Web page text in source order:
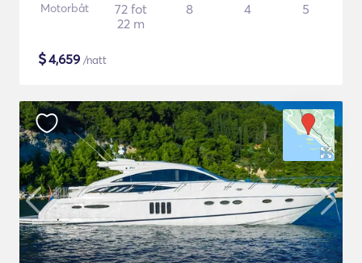
Motorbåt
72 fot
22 m
8 4 5
$4,659 /natt